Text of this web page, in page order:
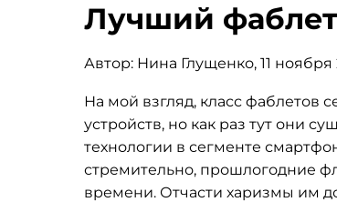
Лучший
Автор: Нина Глущенко, 11
На мой взгляд, класс фаблетов
устройств, но как раз тут они
технологии в сегменте
стремительно, прошлогодние
времени. Отчасти харизмы им